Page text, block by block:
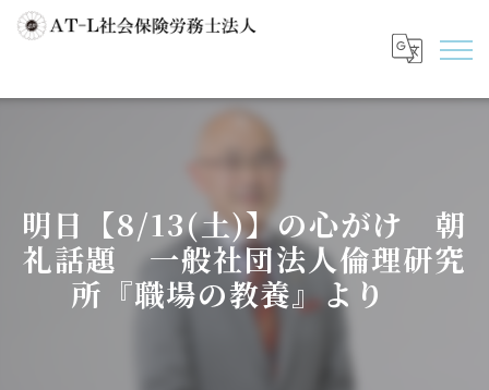
明日【8/13(土)】の心がけ 朝
礼話題 一般社団法人倫理研究
所『職場の教養』より